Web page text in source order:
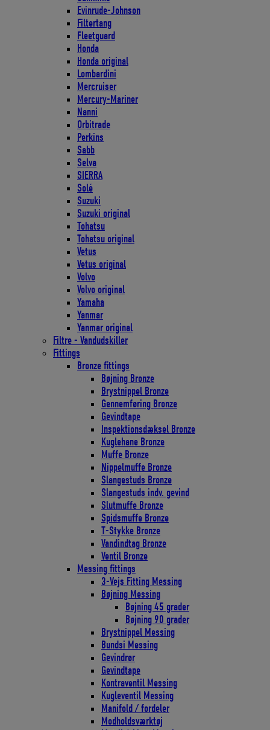
Evinrude-Johnson
Filtertang
Fleetguard
Honda
Honda original
Lombardini
Mercruiser
Mercury-Mariner
Nanni
Orbitrade
Perkins
Sabb
Selva
SIERRA
Solé
Suzuki
Suzuki original
Tohatsu
Tohatsu original
Vetus
Vetus original
Volvo
Volvo original
Yamaha
Yanmar
Yanmar original
Filtre - Vandudskiller
Fittings
Bronze fittings
Bøjning Bronze
Brystnippel Bronze
Gennemføring Bronze
Gevindtape
Inspektionsdæksel Bronze
Kuglehane Bronze
Muffe Bronze
Nippelmuffe Bronze
Slangestuds Bronze
Slangestuds indv. gevind
Slutmuffe Bronze
Spidsmuffe Bronze
T-Stykke Bronze
Vandindtag Bronze
Ventil Bronze
Messing fittings
3-Vejs Fitting Messing
Bøjning Messing
Bøjning 45 grader
Bøjning 90 grader
Brystnippel Messing
Bundsi Messing
Gevindrør
Gevindtape
Kontraventil Messing
Kugleventil Messing
Manifold / fordeler
Modholdsværktøj